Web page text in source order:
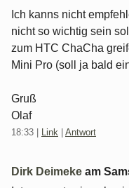
Ich kanns nicht
nicht so wichtig sein
zum HTC ChaCha
Mini Pro (soll ja bald
Gruß
Olaf
18:33 Link Antwort
Dirk Deimeke am